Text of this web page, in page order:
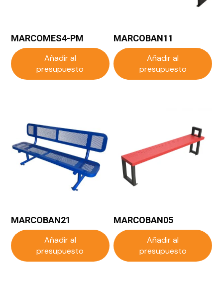
MARCOMES4-PM
Añadir al
presupuesto
MARCOBAN11
Añadir al
presupuesto
MARCOBAN21
Añadir al
presupuesto
MARCOBAN05
Añadir al
presupuesto